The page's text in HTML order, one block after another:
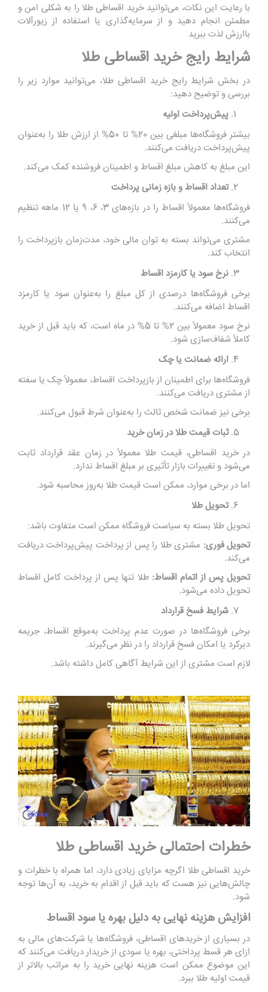
با رعایت این نکات، می‌توانید خرید اقساطی طلا را به شکلی امن و
مطمئن انجام دهید و از سرمایه‌گذاری یا استفاده از زیورآلات
باارزش لذت ببرید
شرایط رایج خرید اقساطی طلا
در بخش شرایط رایج خرید اقساطی طلا، می‌توانید موارد زیر را
بررسی و توضیح دهید:
پیش‌پرداخت اولیه
بیشتر فروشگاه‌ها مبلغی بین 20% تا 50% از ارزش طلا را به‌عنوان
پیش‌پرداخت دریافت می‌کنند.
این مبلغ به کاهش مبلغ اقساط و اطمینان فروشنده کمک می‌کند.
تعداد اقساط و بازه زمانی پرداخت
فروشگاه‌ها معمولاً اقساط را در بازه‌های 3، 6، 9 یا 12 ماهه تنظیم
می‌کنند.
مشتری می‌تواند بسته به توان مالی خود، مدت‌زمان بازپرداخت را
انتخاب کند.
نرخ سود یا کارمزد اقساط
برخی فروشگاه‌ها درصدی از کل مبلغ را به‌عنوان سود یا کارمزد
اقساط اضافه می‌کنند.
نرخ سود معمولاً بین 2% تا 5% در ماه است، که باید قبل از خرید
کاملاً شفاف‌سازی شود.
ارائه ضمانت یا چک
فروشگاه‌ها برای اطمینان از بازپرداخت اقساط، معمولاً چک یا سفته
از مشتری دریافت می‌کنند.
برخی نیز ضمانت شخص ثالث را به‌عنوان شرط قبول می‌کنند.
ثبات قیمت طلا در زمان خرید
در خرید اقساطی، قیمت طلا معمولاً در زمان عقد قرارداد ثابت
می‌شود و تغییرات بازار تأثیری بر مبلغ اقساط ندارد.
اما در برخی موارد، ممکن است قیمت طلا به‌روز محاسبه شود.
تحویل طلا
تحویل طلا بسته به سیاست فروشگاه ممکن است متفاوت باشد:
تحویل فوری: مشتری طلا را پس از پرداخت پیش‌پرداخت دریافت
می‌کند.
تحویل پس از اتمام اقساط: طلا تنها پس از پرداخت کامل اقساط
تحویل داده می‌شود.
شرایط فسخ قرارداد
برخی فروشگاه‌ها در صورت عدم پرداخت به‌موقع اقساط، جریمه
دیرکرد یا امکان فسخ قرارداد را در نظر می‌گیرند.
لازم است مشتری از این شرایط آگاهی کامل داشته باشد.
خطرات احتمالی خرید اقساطی طلا
خرید اقساطی طلا اگرچه مزایای زیادی دارد، اما همراه با خطرات و
چالش‌هایی نیز هست که باید قبل از اقدام به خرید، به آن‌ها توجه
شود.
افزایش هزینه نهایی به دلیل بهره یا سود اقساط
در بسیاری از خریدهای اقساطی، فروشگاه‌ها یا شرکت‌های مالی به
ازای هر قسط پرداختی، بهره یا سودی از خریدار دریافت می‌کنند که
این موضوع ممکن است هزینه نهایی خرید را به مراتب بالاتر از
قیمت اولیه طلا ببرد.